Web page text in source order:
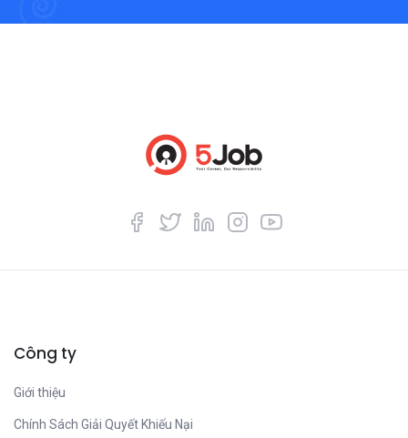
Công ty
Giới thiệu
Chính Sách Giải Quyết Khiếu Nại